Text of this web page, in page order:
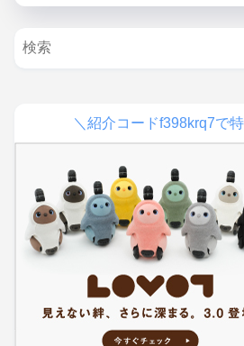
＼紹介コードf398krq7で